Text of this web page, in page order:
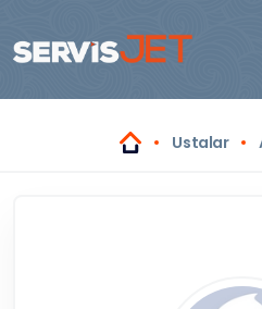
Ustalar